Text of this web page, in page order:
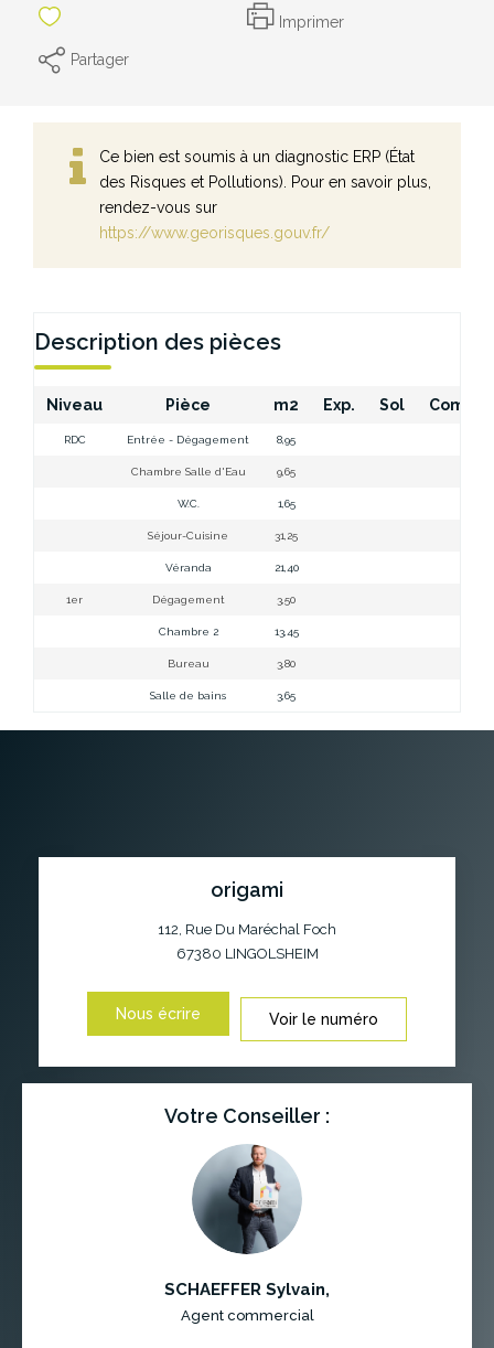
Imprimer
Partager
Ce bien est soumis à un diagnostic ERP (État
des Risques et Pollutions). Pour en savoir plus,
rendez-vous sur
https://www.georisques.gouv.fr/
Description des pièces
Niveau Pièce m2 Exp. Sol
RDC Entrée - Dégagement 8,95
Chambre Salle d'Eau 9,65
W.C. 1,65
Séjour-Cuisine 31,25
Véranda 21,40
1er Dégagement 3,50
Chambre 2 13,45
Bureau 3,80
Salle de bains 3,65
origami
112, Rue Du Maréchal Foch
67380 LINGOLSHEIM
Nous écrire Voir le numéro
Votre Conseiller :
SCHAEFFER Sylvain,
Agent commercial